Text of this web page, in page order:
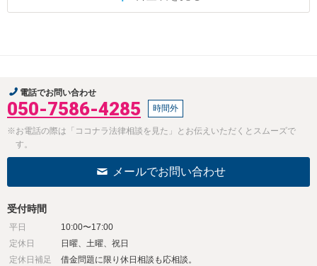
電話でお問い合わせ
050-7586-4285 時間外
※お電話の際は「ココナラ法律相談を見た」とお伝えいただくとスムーズで
す。
メールでお問い合わせ
受付時間
平日
10:00〜17:00
定休日
日曜、土曜、祝日
定休日補足
借金問題に限り休日相談も応相談。